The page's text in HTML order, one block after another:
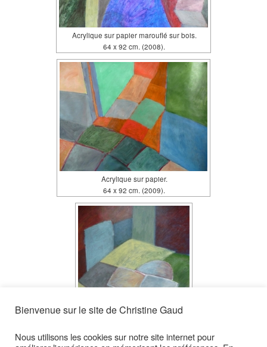
Acrylique sur papier marouflé sur bois.
64 x 92 cm. (2008).
Acrylique sur papier.
64 x 92 cm. (2009).
Bienvenue sur le site de Christine Gaud
Nous utilisons les cookies sur notre site internet pour